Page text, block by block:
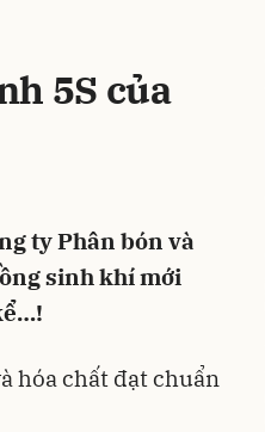
5S của
ty Phân bón và
sinh khí mới
hóa chất đạt chuẩn